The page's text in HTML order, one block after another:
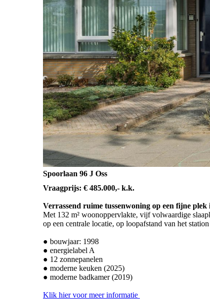
Spoorlaan 96 J Oss
Vraagprijs: € 485.000,- k.k.
Verrassend ruime tussenwoning op een fijne plek
Met 132 m² woonoppervlakte, vijf volwaardige
op een centrale locatie, op loopafstand van het
● bouwjaar: 1998
● energielabel A
● 12 zonnepanelen
● moderne keuken (2025)
● moderne badkamer (2019)
Klik hier voor meer informatie